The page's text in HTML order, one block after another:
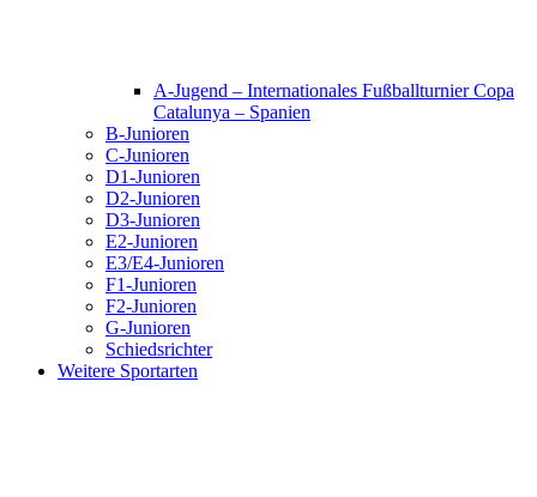
A-Jugend – Internationales Fußballturnier Copa
Catalunya – Spanien
B-Junioren
C-Junioren
D1-Junioren
D2-Junioren
D3-Junioren
E2-Junioren
E3/E4-Junioren
F1-Junioren
F2-Junioren
G-Junioren
Schiedsrichter
Weitere Sportarten